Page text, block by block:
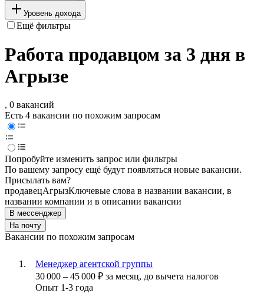
Уровень дохода
Ещё фильтры
Работа продавцом за 3 дня в
Агрызе
, 0 вакансий
Есть 4 вакансии по похожим запросам
Попробуйте изменить запрос или фильтры
По вашему запросу ещё будут появляться новые вакансии.
Присылать вам?
продавецАгрызКлючевые слова в названии вакансии, в
названии компании и в описании вакансии
В мессенджер
На почту
Вакансии по похожим запросам
Менеджер агентской группы
30 000 – 45 000 ₽ за месяц, до вычета налогов
Опыт 1-3 года